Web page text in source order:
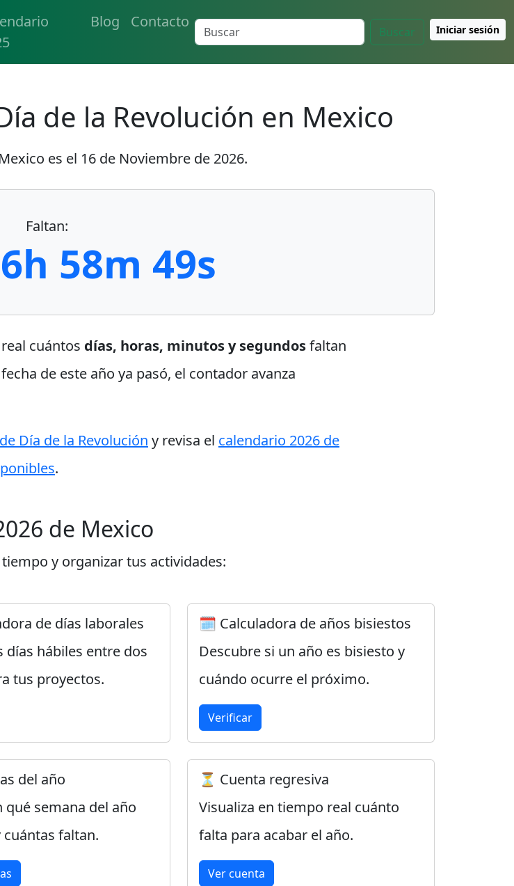
Blog Contacto
Buscar Iniciar sesión
de la Revolución en Mexico
es el 16 de Noviembre de 2026.
Faltan:
58m 48s
cuántos días, horas, minutos y segundosfaltan
de este año ya pasó, el contador avanza
Día de la Revolución y revisa el calendario 2026 de
.
de Mexico
y organizar tus actividades:
de días laborales
días hábiles entre dos
tus proyectos.
🗓️ Calculadora de años bisiestos
Descubre si un año es bisiesto y
cuándo ocurre el próximo.
Verificar
del año
qué semana del año
faltan.
⏳ Cuenta regresiva
Visualiza en tiempo real cuánto
falta para acabar el año.
Ver cuenta